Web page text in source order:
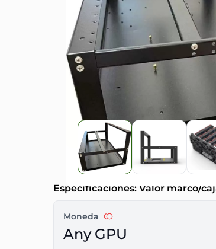
Especificaciones: Valor marco/
Moneda
Any GPU